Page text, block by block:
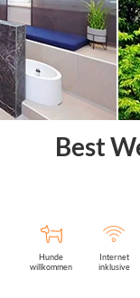
Best
Hunde
willkommen
Internet
inklusive